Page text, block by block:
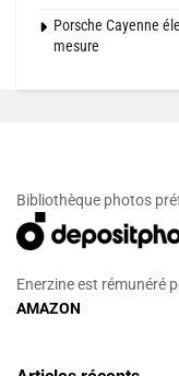
Porsche Cayenne
mesure
Bibliothèque photos
Enerzine est rémunéré
AMAZON